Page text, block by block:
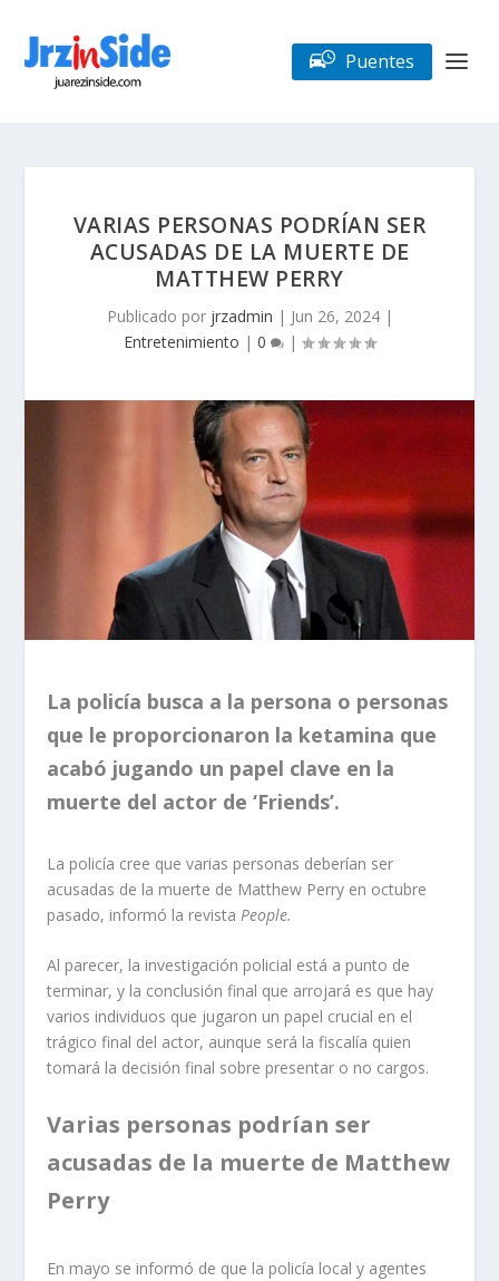
Puentes
VARIAS PERSONAS PODRÍAN SER
ACUSADAS DE LA MUERTE DE
MATTHEW PERRY
Publicado por jrzadmin | Jun 26, 2024|
Entretenimiento | 0 |
La policía busca a la persona o personas
que le proporcionaron la ketamina que
acabó jugando un papel clave en la
muerte del actor de ‘Friends’.
La policía cree que varias personas deberían ser
acusadas de la muerte de Matthew Perry en octubre
pasado, informó la revistaPeople.
Al parecer, la investigación policial está a punto de
terminar, y la conclusión final que arrojará es que hay
varios individuos que jugaron un papel crucial en el
trágico final del actor, aunque será la fiscalía quien
tomará la decisión final sobre presentar o no cargos.
Varias personas podrían ser
acusadas de la muerte de Matthew
Perry
En mayo se informó de que la policía local y agentes